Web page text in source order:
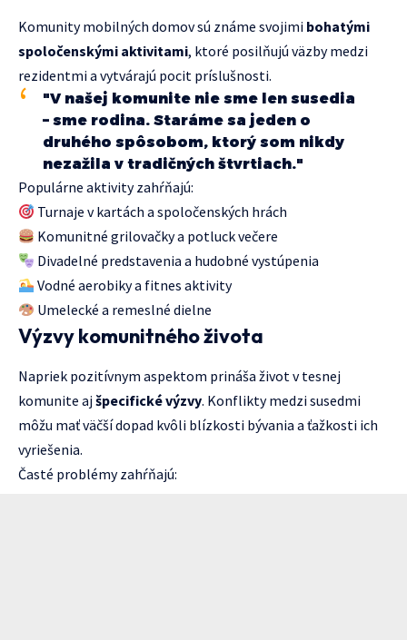
Komunity mobilných domov sú známe svojimi bohatými
spoločenskými aktivitami, ktoré posilňujú väzby medzi
rezidentmi a vytvárajú pocit príslušnosti.
"V našej komunite nie sme len susedia
– sme rodina. Staráme sa jeden o
druhého spôsobom, ktorý som nikdy
nezažila v tradičných štvrtiach."
Populárne aktivity zahŕňajú:
Turnaje v kartách a spoločenských hrách
Komunitné grilovačky a potluck večere
Divadelné predstavenia a hudobné vystúpenia
Vodné aerobiky a fitnes aktivity
Umelecké a remeslné dielne
Výzvy komunitného života
Napriek pozitívnym aspektom prináša život v tesnej
komunite ajšpecifické výzvy. Konflikty medzi susedmi
môžu mať väčší dopad kvôli blízkosti bývania a ťažkosti ich
vyriešenia.
Časté problémy zahŕňajú: